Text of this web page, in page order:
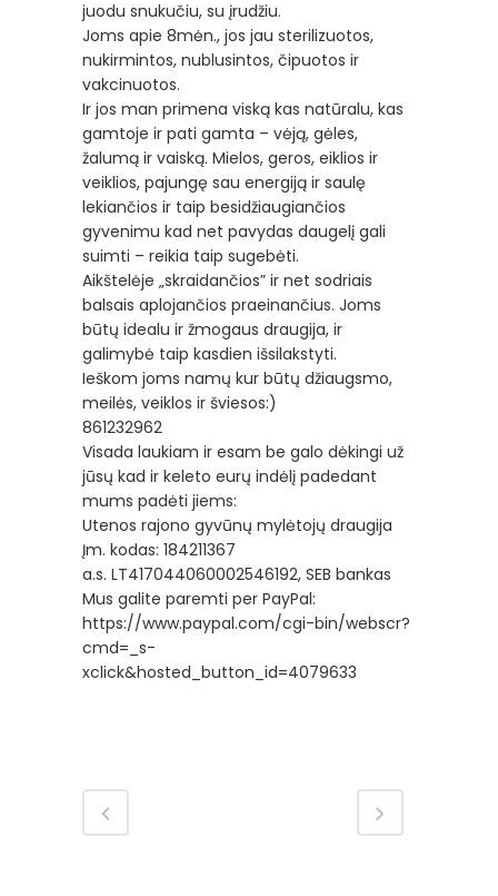
juodu snukučiu, su įrudžiu.
Joms apie 8mėn., jos jau sterilizuotos,
nukirmintos, nublusintos, čipuotos ir
vakcinuotos.
Ir jos man primena viską kas natūralu, kas
gamtoje ir pati gamta – vėją, gėles,
žalumą ir vaiską. Mielos, geros, eiklios ir
veiklios, pajungę sau energiją ir saulę
lekiančios ir taip besidžiaugiančios
gyvenimu kad net pavydas daugelį gali
suimti – reikia taip sugebėti.
Aikštelėje „skraidančios” ir net sodriais
balsais aplojančios praeinančius. Joms
būtų idealu ir žmogaus draugija, ir
galimybė taip kasdien išsilakstyti.
Ieškom joms namų kur būtų džiaugsmo,
meilės, veiklos ir šviesos:)
861232962
Visada laukiam ir esam be galo dėkingi už
jūsų kad ir keleto eurų indėlį padedant
mums padėti jiems:
Utenos rajono gyvūnų mylėtojų draugija
Įm. kodas: 184211367
a.s. LT417044060002546192, SEB bankas
Mus galite paremti per PayPal:
https://www.paypal.com/cgi-bin/webscr?
cmd=_s-
xclick&hosted_button_id=4079633